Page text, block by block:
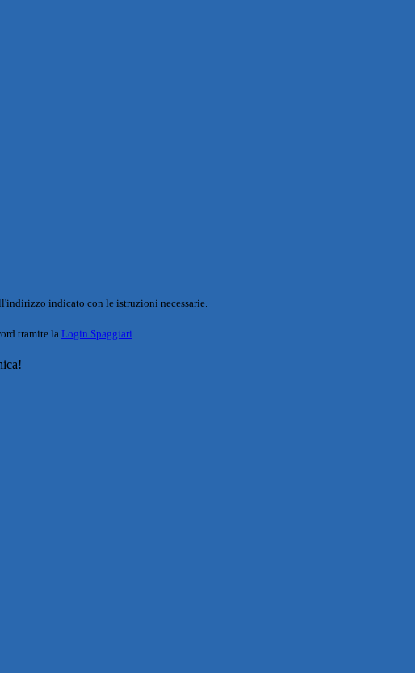
indicato con le istruzioni necessarie.
tramite la Login Spaggiari